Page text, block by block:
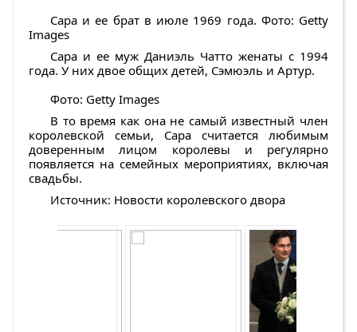
Сара и ее брат в июле 1969 года. Фото: Getty
Images
Сара и ее муж Даниэль Чатто женаты с 1994
года. У них двое общих детей, Сэмюэль и Артур.
Фото: Getty Images
В то время как она не самый известный член
королевской семьи, Сара считается любимым
доверенным лицом королевы и регулярно
появляется на семейных мероприятиях, включая
свадьбы.
Источник: Новости королевского двора